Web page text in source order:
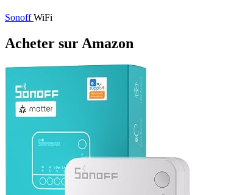
SonoffWiFi
Acheter sur Amazon